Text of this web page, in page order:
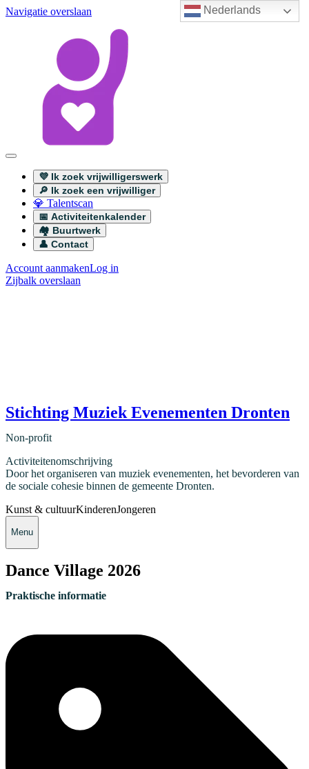
Nederlands
Navigatie overslaan
💜 Ik zoek vrijwilligerswerk
🔎 Ik zoek een vrijwilliger
💎 Talentscan
📅 Activiteitenkalender
🏘️ Buurtwerk
👤 Contact
Account aanmakenLog in
Zijbalk overslaan
Stichting Muziek Evenementen Dronten
Non-profit
Activiteitenomschrijving
Door het organiseren van muziek evenementen, het bevorderen van
de sociale cohesie binnen de gemeente Dronten.
Kunst & cultuurKinderenJongeren
Menu
Dance Village 2026
Praktische informatie